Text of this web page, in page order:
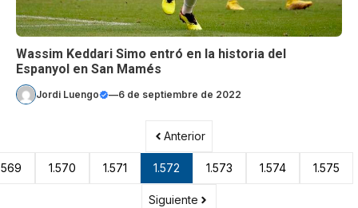
Wassim Keddari Simo entró en la historia del
Espanyol en San Mamés
Jordi Luengo —6 de septiembre de 2022
Anterior
1.570 1.571 1.572 1.573 1.574 1.575
Siguiente